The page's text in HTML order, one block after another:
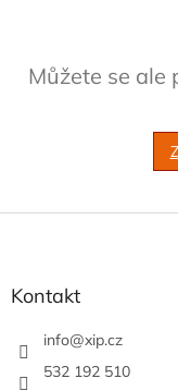
Můžete se ale
Z
Kontakt
info@xip.cz
532 192 510